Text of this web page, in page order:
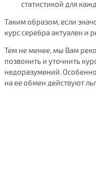
статистикой для
Таким образом, если
курс серебра актуален и
Тем не менее, мы Вам
позвонить и уточнить
недоразумений.
на ее обмен действуют